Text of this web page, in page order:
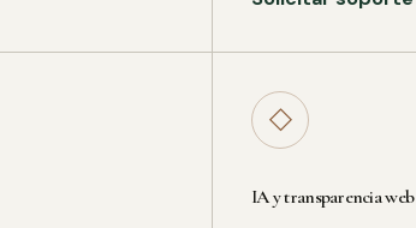
◇
IA y transparencia web